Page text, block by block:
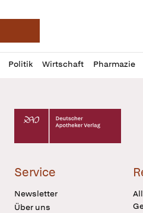
Deutsche Apotheker
Politik Wirtschaft Pharmazie
Profil
öffnen
Daz
Pur
Deutscher Apotheker Verlag
Service
Newsletter
Über uns